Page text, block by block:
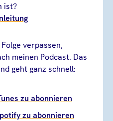
ist?
verpassen,
meinen Podcast. Das
geht ganz schnell:
zu abonnieren
zu abonnieren